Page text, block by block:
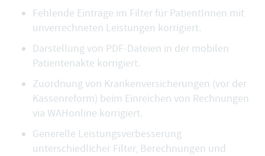
Fehlende Einträge im Filter für PatientInnen mit
unverrechneten Leistungen korrigiert.
Darstellung von PDF-Dateien in der mobilen
Patientenakte korrigiert.
Zuordnung von Krankenversicherungen (vor der
Kassenreform) beim Einreichen von Rechnungen
via WAHonline korrigiert.
Generelle Leistungsverbesserung
unterschiedlicher Filter, Berechnungen und